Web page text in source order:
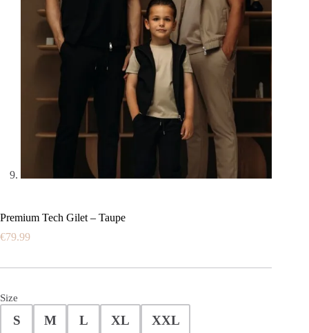
Premium Tech Gilet – Taupe
€79.99
Size
S M L XL XXL